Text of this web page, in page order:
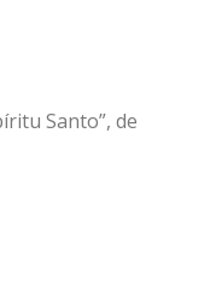
Santo”, de